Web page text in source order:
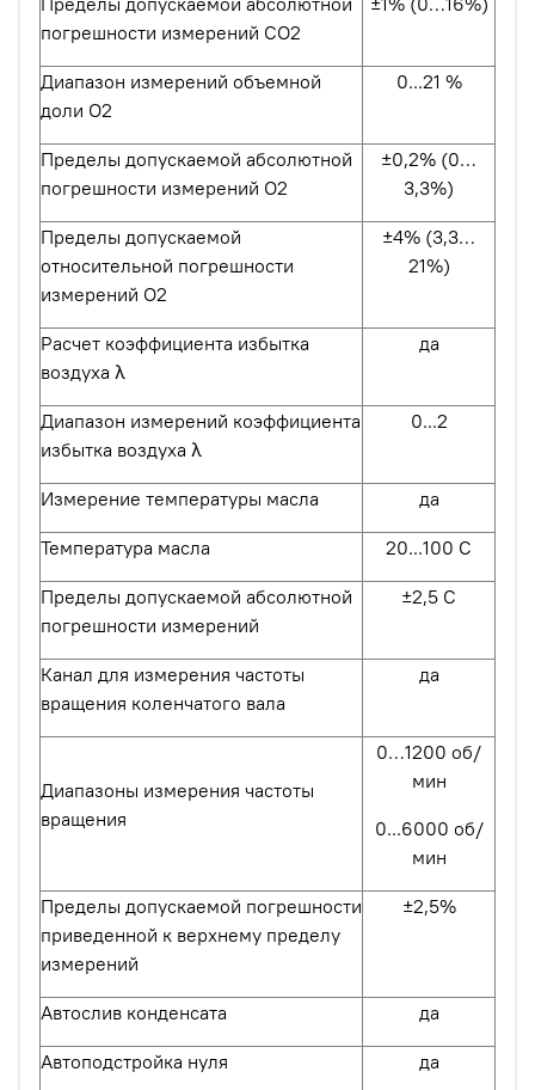
погрешности измерений СО2
Диапазон измерений объемной
доли О2
0...21 %
Пределы допускаемой абсолютной
погрешности измерений О2
±0,2% (0…
3,3%)
Пределы допускаемой
относительной погрешности
измерений О2
±4% (3,3…
21%)
Расчет коэффициента избытка
воздуха λ
да
Диапазон измерений коэффициента
избытка воздуха λ
0...2
Измерение температуры масла да
Температура масла 20...100 С
Пределы допускаемой абсолютной
погрешности измерений
±2,5 С
Канал для измерения частоты
вращения коленчатого вала
да
Диапазоны измерения частоты
вращения
0…1200 об/
мин
0...6000 об/
мин
Пределы допускаемой погрешности
приведенной к верхнему пределу
измерений
±2,5%
Автослив конденсата да
Автоподстройка нуля да